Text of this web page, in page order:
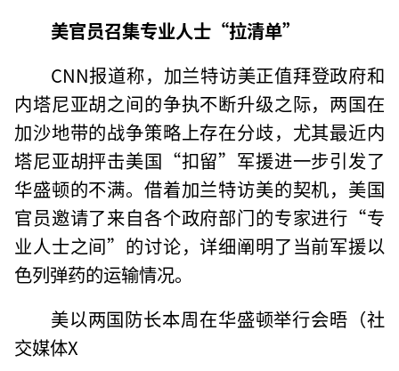
美官员召集专业人士“拉清单”
CNN报道称，加兰特访美正值拜登政府和
内塔尼亚胡之间的争执不断升级之际，两国在
加沙地带的战争策略上存在分歧，尤其最近内
塔尼亚胡抨击美国“扣留”军援进一步引发了
华盛顿的不满。借着加兰特访美的契机，美国
官员邀请了来自各个政府部门的专家进行“专
业人士之间”的讨论，详细阐明了当前军援以
色列弹药的运输情况。
美以两国防长本周在华盛顿举行会晤（社
交媒体X